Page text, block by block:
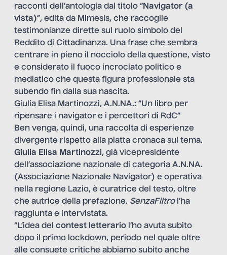
racconti dell’antologia dal titolo “Navigator (a
vista)”, edita da Mimesis, che raccoglie
testimonianze dirette sul ruolo simbolo del
Reddito di Cittadinanza. Una frase che sembra
centrare in pieno il nocciolo della questione, visto
e considerato il fuoco incrociato politico e
mediatico che questa figura professionale sta
subendo fin dalla sua nascita.
Giulia Elisa Martinozzi, A.N.NA.: “Un libro per
ripensare i navigator e i percettori di RdC”
Ben venga, quindi, una raccolta di esperienze
divergente rispetto alla piatta cronaca sul tema.
Giulia Elisa Martinozzi, già vicepresidente
dell’associazione nazionale di categoria A.N.NA.
(Associazione Nazionale Navigator) e operativa
nella regione Lazio, è curatrice del testo, oltre
che autrice della prefazione. SenzaFiltro l’ha
raggiunta e intervistata.
“L’idea del contest letterario l’ho avuta subito
dopo il primo lockdown, periodo nel quale oltre
alle consuete critiche abbiamo subito anche